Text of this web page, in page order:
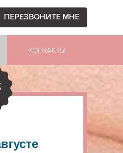
ПЕРЕЗВОНИТЕ МНЕ
КОНТАКТЫ